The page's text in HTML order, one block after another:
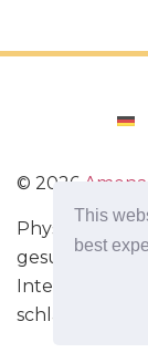
This
best
© 2026
Physische
gesunde
Interessante
schlauer und